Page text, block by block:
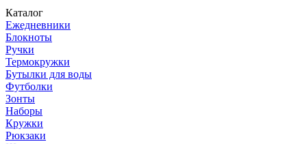
Каталог
Ежедневники
Блокноты
Ручки
Термокружки
Бутылки для воды
Футболки
Зонты
Наборы
Кружки
Рюкзаки